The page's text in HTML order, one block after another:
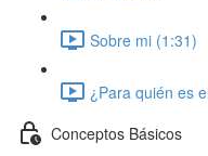
Sobre mi (1:31)
¿Para quién es
Conceptos Básicos